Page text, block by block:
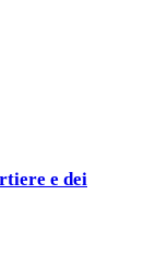
e dei